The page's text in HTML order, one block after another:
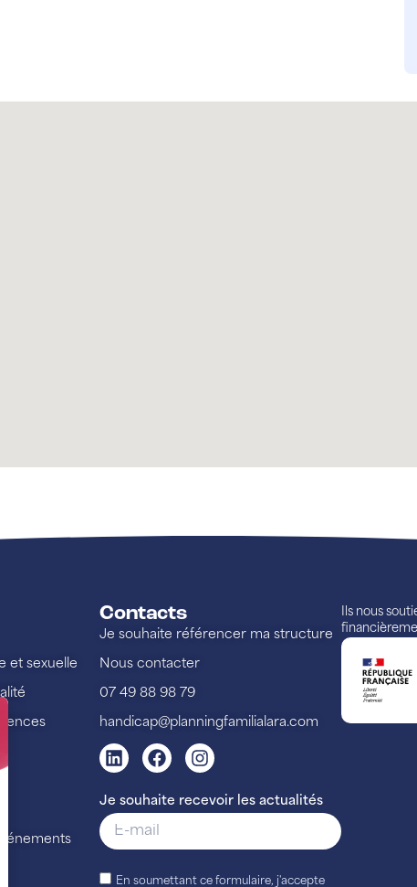
et sexuelle
Contacts
Je souhaite référencer ma structure
Nous contacter
07 49 88 98 79
handicap@planningfamilialara.com
Je souhaite recevoir les actualités
En soumettant ce formulaire, j'accepte
Ils nous